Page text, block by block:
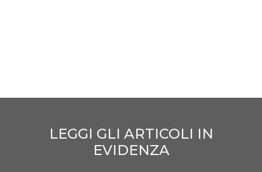
LEGGI GLI ARTICOLI IN
EVIDENZA